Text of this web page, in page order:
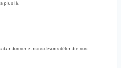
plus là.
et nous devons défendre nos